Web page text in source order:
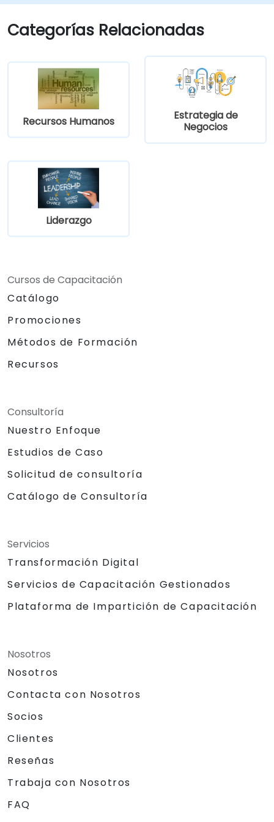
cambio.
aprender cómo implementarlo en la
práctica.
Categorías Relacionadas
Recursos Humanos
Estrategia de
Negocios
Liderazgo
Cursos de Capacitación
Catálogo
Promociones
Métodos de Formación
Recursos
Consultoría
Nuestro Enfoque
Estudios de Caso
Solicitud de consultoría
Catálogo de Consultoría
Servicios
Transformación Digital
Servicios de Capacitación Gestionados
Plataforma de Impartición de Capacitación
Nosotros
Nosotros
Contacta con Nosotros
Socios
Clientes
Reseñas
Trabaja con Nosotros
FAQ